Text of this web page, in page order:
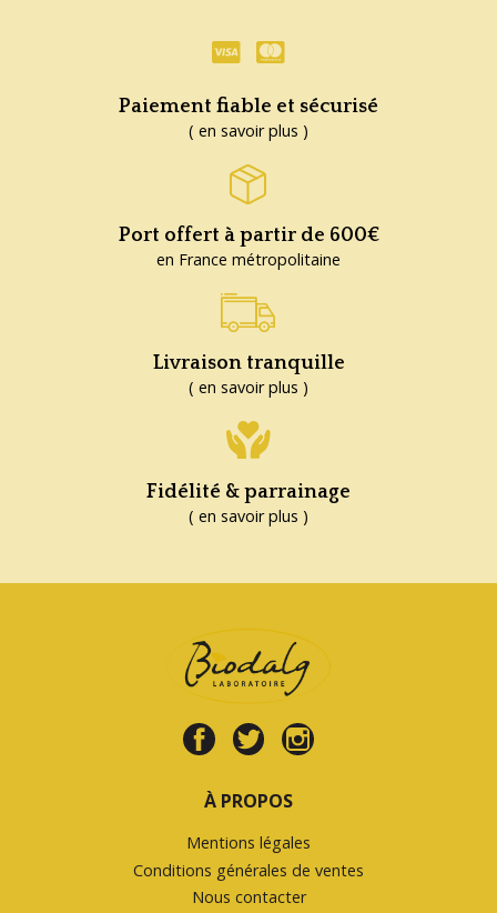
Paiement fiable et sécurisé
( en savoir plus )
Port offert à partir de 600€
en France métropolitaine
Livraison tranquille
( en savoir plus )
Fidélité & parrainage
( en savoir plus )
À PROPOS
Mentions légales
Conditions générales de ventes
Nous contacter